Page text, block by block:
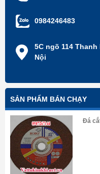
0984246483
5C ngõ 114
Nội
SẢN PHẨM BÁN CHẠY
Đá